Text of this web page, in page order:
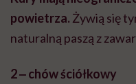
powietrza. Żywią się
naturalną paszą z
2 ‒ chów ściółkowy